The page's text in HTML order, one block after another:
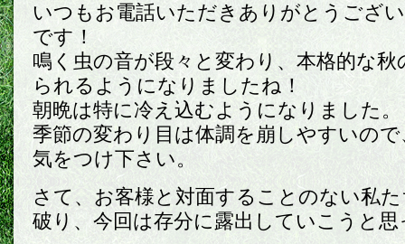
いつもお電話いただきありがとうござ
です！
鳴く虫の音が段々と変わり、本格的な
られるようになりましたね！
朝晩は特に冷え込むようになりました。
季節の変わり目は体調を崩しやすいの
気をつけ下さい。
さて、お客様と対面することのない私
破り、今回は存分に露出していこうと